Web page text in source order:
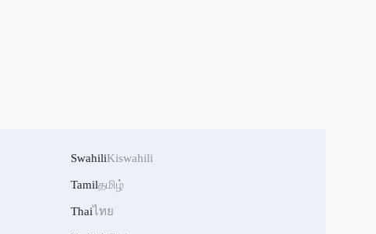
SwahiliKiswahili
Tamilதமிழ்
Thaiไทย